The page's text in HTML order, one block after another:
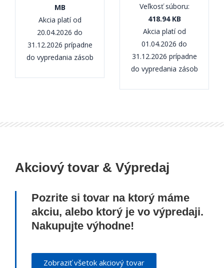
MB
Akcia platí od
20.04.2026 do
31.12.2026 prípadne
do vypredania zásob
Veľkosť súboru:
418.94 KB
Akcia platí od
01.04.2026 do
31.12.2026 prípadne
do vypredania zásob
Akciový tovar & Výpredaj
Pozrite si tovar na ktorý máme
akciu, alebo ktorý je vo výpredaji.
Nakupujte výhodne!
Zobraziť všetok akciový tovar